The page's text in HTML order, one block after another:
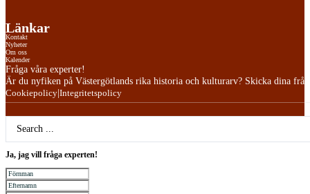
Länkar
Kontakt
Nyheter
Om oss
Kalender
Fråga våra experter!
Är du nyfiken på Västergötlands rika historia och kulturarv? Skicka dina
Cookiepolicy|Integritetspolicy
Search
Ja, jag vill fråga experten!